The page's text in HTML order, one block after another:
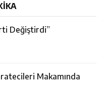
Değiştirdi”
Makamında